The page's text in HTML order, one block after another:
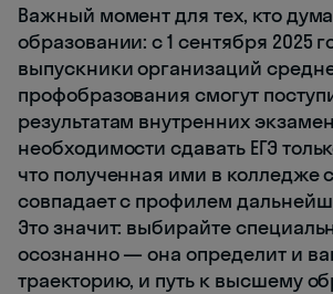
Важный момент для тех, кто
образовании: с 1 сентября 2025
выпускники организаций
профобразования смогут
результатам внутренних
необходимости сдавать ЕГЭ
что полученная ими в колледже
совпадает с профилем
Это значит: выбирайте
осознанно — она определит и
траекторию, и путь к высшему